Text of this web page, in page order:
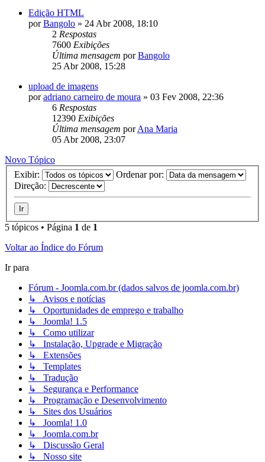
Edição HTML
porBangolo » 24 Abr 2008, 18:10
2 Respostas
7600 Exibições
Última mensagem porBangolo
25 Abr 2008, 15:28
upload de imagens
poradriano carneiro de moura » 03 Fev 2008, 22:36
6 Respostas
12390 Exibições
Última mensagem porAna Maria
05 Abr 2008, 23:07
Novo Tópico
Exibir:
Ordenar por:
Direção:
5 tópicos • Página 1 de 1
Voltar ao Índice do Fórum
Ir para
Fórum - Joomla.com.br (dados salvos de joomla.com.br)
↳ Avisos e notícias
↳ Oportunidades de emprego e trabalho
↳ Joomla! 1.5
↳ Como utilizar
↳ Instalação, Upgrade e Migração
↳ Extensões
↳ Templates
↳ Tradução
↳ Segurança e Performance
↳ Programação e Desenvolvimento
↳ Sites dos Usuários
↳ Joomla! 1.0
↳ Joomla.com.br
↳ Discussão Geral
↳ Nosso site